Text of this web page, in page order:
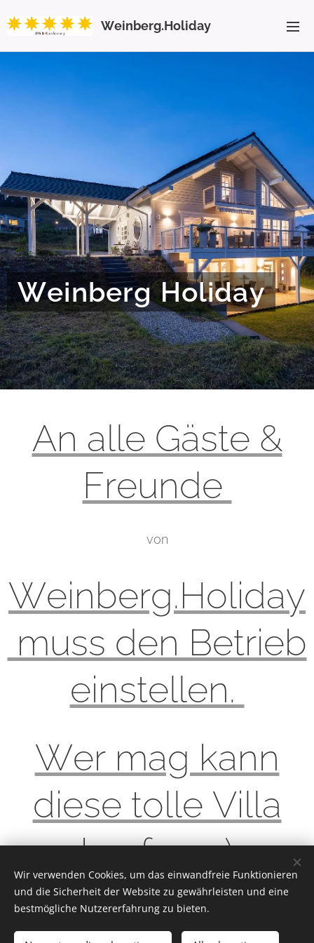
Weinberg.Holiday
Weinberg Holiday
An alle Gäste &
Freunde
von
Weinberg.Holiday
muss den Betrieb
einstellen.
Wer mag kann
diese tolle Villa
kaufen :-)
Wir verwenden Cookies, um das einwandfreie Funktionieren
und die Sicherheit der Website zu gewährleisten und eine
bestmögliche Nutzererfahrung zu bieten.